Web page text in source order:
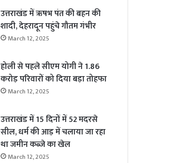
उत्तराखंड में ऋषभ पंत की बहन की
शादी, देहरादून पहुंचे गौतम गंभीर
March 12, 2025
होली से पहले सीएम योगी ने 1.86
करोड़ परिवारों को दिया बड़ा तोहफा
March 12, 2025
उत्तराखंड में 15 दिनों में 52 मदरसे
सील, धर्म की आड़ में चलाया जा रहा
था जमीन कब्जे का खेल
March 12, 2025